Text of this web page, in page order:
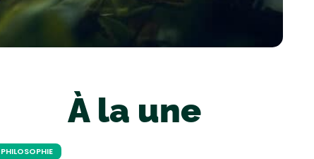
À la une
PHILOSOPHIE